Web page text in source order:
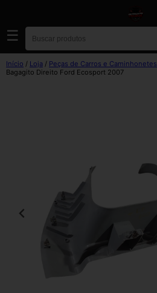
☰
Início / Loja / Peças de Carros e Caminhonetes
Bagagito Direito Ford Ecosport 2007